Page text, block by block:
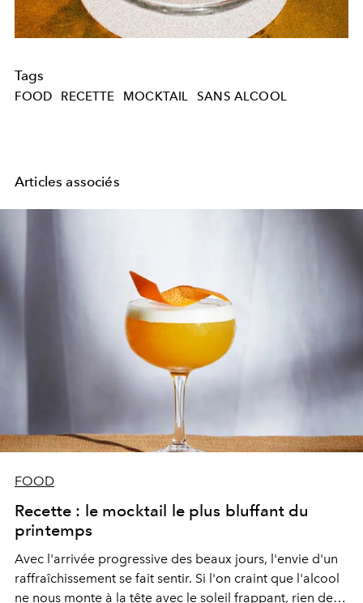
Tags
FOOD RECETTE MOCKTAIL SANS ALCOOL
Articles associés
FOOD
Recette : le mocktail le plus bluffant du
printemps
Avec l'arrivée progressive des beaux jours, l'envie d'un
raffraîchissement se fait sentir. Si l'on craint que l'alcool
ne nous monte à la tête avec le soleil frappant, rien de